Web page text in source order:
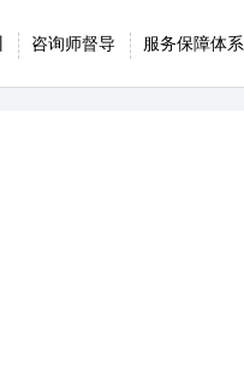
咨询师督导 服务保障体系